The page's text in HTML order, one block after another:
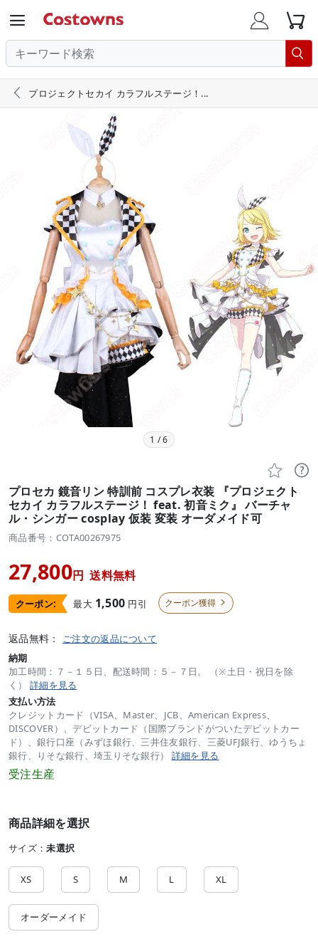
  

 プロジェクトセカイ カラフルステージ！...
1 /6
 
プロセカ 鏡音リン 特訓前 コスプレ衣装 『プロジェクト
セカイ カラフルステージ！ feat. 初音ミク』 バーチャ
ル・シンガー cosplay 仮装 変装 オーダメイド可
商品番号：COTA00267975
27,800円 送料無料
クーポン: 最大 1,500 円引 クーポン獲得 
返品無料： ご注文の返品について
納期
加工時間：７－１５日、配送時間：５－７日。 （※土日・祝日を除
く） 詳細を見る
支払い方法
クレジットカード（VISA、Master、JCB、American Express、
DISCOVER）、デビットカード（国際ブランドがついたデビットカー
ド）、銀行口座（みずほ銀行、三井住友銀行、三菱UFJ銀行、ゆうちょ
銀行、りそな銀行、埼玉りそな銀行） 詳細を見る
受注生産
商品詳細を選択
サイズ：未選択
XS S M L XL
オーダーメイド